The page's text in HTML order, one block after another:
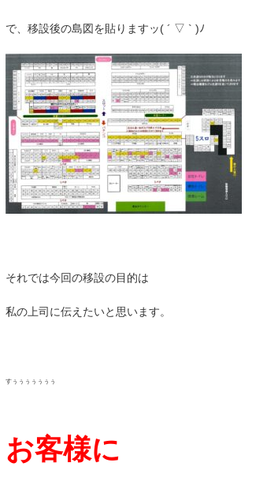
で、移設後の島図を貼りますッ( ´ ▽ ` )ﾉ
それでは今回の移設の目的は
私の上司に伝えたいと思います。
すぅぅぅぅぅぅぅ
お客様に